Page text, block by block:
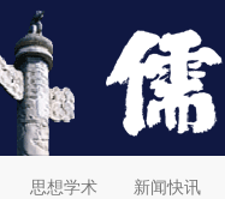
思想学术 新闻快讯